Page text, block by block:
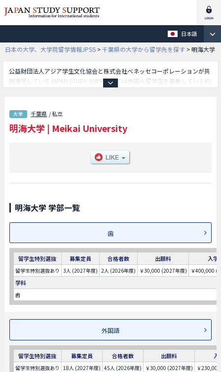
日本語
日本の大学、大学院留学情報JPSS >千葉県の大学から留学先を探す >明海大学
公益財団法人アジア学生文化協会と株式会社ベネッセコーポレーションが共
同運営しているJAPAN STUDY SUPPORTでは外国人留学生を募集している約
や経済学部や不動産学部やホスピタリティ・ツーリズム学部等、学部別情報
や、募集定員や合格者数など入試情報、施設案内、アクセスなど外国人留学
生に必要な情報を掲載しているので是非ご利用ください。
千葉県 / 私立
明海大学 | Meikai University
明海大学 学部一覧
歯
留学生特別選抜 募集定員 合格者数 出願料 入学
留学生特別選抜あり 3人 (2027年度) 2人 (2026年度) ￥30,000 (2027年度) ￥400,000
学科
歯
外国語
留学生特別選抜 募集定員 合格者数 出願料 入
留学生特別選抜あり 18人 (2027年度) 45人 (2026年度) ￥30,000 (2027年度) ￥